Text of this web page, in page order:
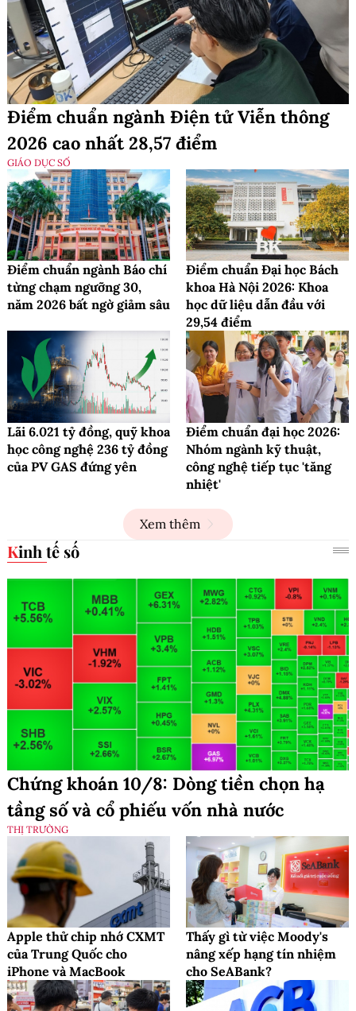
Điểm chuẩn ngành Điện tử Viễn thông
2026 cao nhất 28,57 điểm
GIÁO DỤC SỐ
Điểm chuẩn ngành Báo chí
từng chạm ngưỡng 30,
năm 2026 bất ngờ giảm sâu
Điểm chuẩn Đại học Bách
khoa Hà Nội 2026: Khoa
học dữ liệu dẫn đầu với
29,54 điểm
Lãi 6.021 tỷ đồng, quỹ khoa
học công nghệ 236 tỷ đồng
của PV GAS đứng yên
Điểm chuẩn đại học 2026:
Nhóm ngành kỹ thuật,
công nghệ tiếp tục 'tăng
nhiệt'
Xem thêm
Kinh tế số
Chứng khoán 10/8: Dòng tiền chọn hạ
tầng số và cổ phiếu vốn nhà nước
THỊ TRƯỜNG
Apple thử chip nhớ CXMT
của Trung Quốc cho
iPhone và MacBook
Thấy gì từ việc Moody's
nâng xếp hạng tín nhiệm
cho SeABank?